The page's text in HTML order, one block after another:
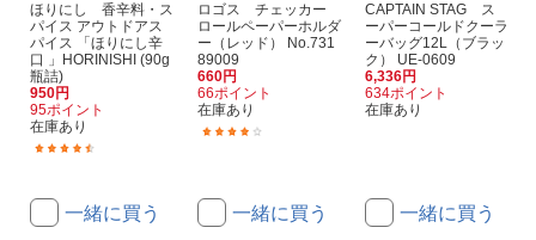
ほりにし 香辛料・ス
パイス アウトドアス
パイス 「ほりにし辛
口 」HORINISHI (90g
瓶詰)
950円
95ポイント
在庫あり
一緒に買う
ロゴス チェッカー
ロールペーパーホルダ
ー（レッド） No.731
89009
660円
66ポイント
在庫あり
一緒に買う
CAPTAIN STAG ス
ーパーコールドクーラ
ーバッグ12L（ブラッ
ク） UE-0609
6,336円
634ポイント
在庫あり
一緒に買う